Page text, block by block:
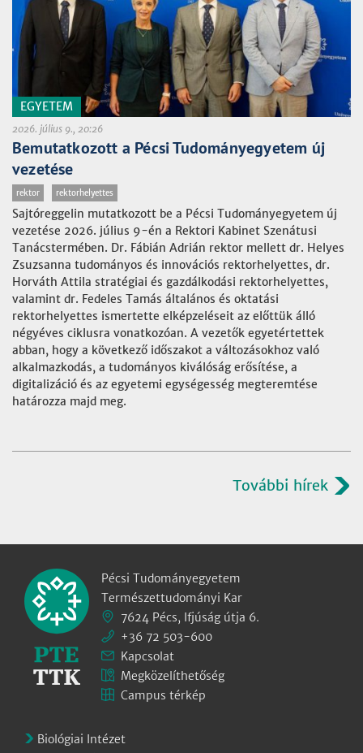
EGYETEM
2026. július 9., 20:26
Bemutatkozott a Pécsi Tudományegyetem új
vezetése
rektor rektorhelyettes
Sajtóreggelin mutatkozott be a Pécsi Tudományegyetem új
vezetése 2026. július 9-én a Rektori Kabinet Szenátusi
Tanácstermében. Dr. Fábián Adrián rektor mellett dr. Helyes
Zsuzsanna tudományos és innovációs rektorhelyettes, dr.
Horváth Attila stratégiai és gazdálkodási rektorhelyettes,
valamint dr. Fedeles Tamás általános és oktatási
rektorhelyettes ismertette elképzeléseit az előttük álló
négyéves ciklusra vonatkozóan. A vezetők egyetértettek
abban, hogy a következő időszakot a változásokhoz való
alkalmazkodás, a tudományos kiválóság erősítése, a
digitalizáció és az egyetemi egységesség megteremtése
határozza majd meg.
További hírek
Pécsi Tudományegyetem
Természettudományi Kar
7624 Pécs, Ifjúság útja 6.
+36 72 503-600
Kapcsolat
Megközelíthetőség
Campus térkép
Biológiai Intézet